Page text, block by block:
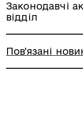
Законодавчі
відділ
Пов'язані